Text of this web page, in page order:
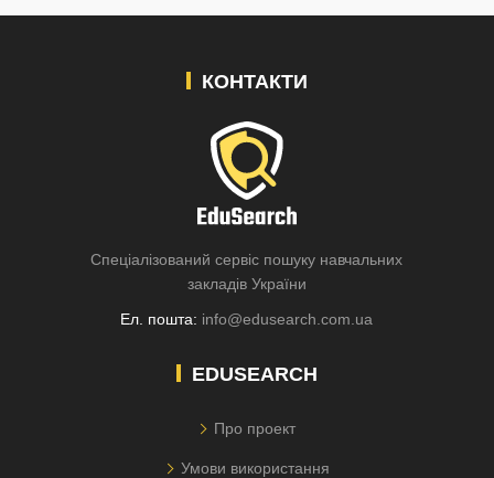
КОНТАКТИ
Спеціалізований сервіс пошуку навчальних
закладів України
Ел. пошта: info@edusearch.com.ua
EDUSEARCH
Про проект
Умови використання